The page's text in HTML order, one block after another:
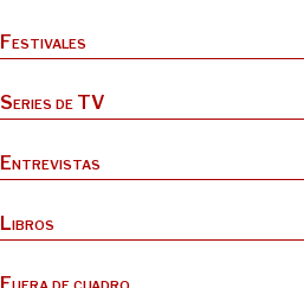
Festivales
Series de TV
Entrevistas
Libros